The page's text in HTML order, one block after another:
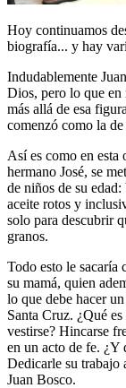
Hoy continuamos
biografía... y hay
Indudablemente
Dios, pero lo que en
más allá de esa
comenzó como la
Así es como en esta
hermano José, se
de niños de su
aceite rotos y
solo para descubrir
granos.
Todo esto le sacaría
su mamá, quien
lo que debe hacer
Santa Cruz. ¿Qué
vestirse? Hincarse
en un acto de fe. ¿Y
Dedicarle su trabajo
Juan Bosco.